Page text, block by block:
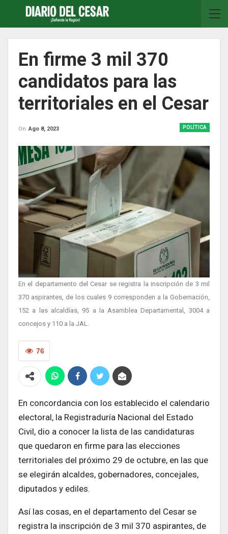
En firme 3 mil 370
candidatos para las
territoriales en el Cesar
POLÍTICA
On Ago 8, 2023
En el departamento del Cesar se registra la inscripción de 3 mil
370 aspirantes, de los cuales 9 corresponden a la Gobernación,
152 a las alcaldías, 95 a la Asamblea Departamental, 3004 a
concejos y 110 a la JAL.
76
En concordancia con los establecido el calendario
electoral, la Registraduría Nacional del Estado
Civil, dio a conocer la lista de las candidaturas
que quedaron en firme para las elecciones
territoriales del próximo 29 de octubre, en las que
se elegirán alcaldes, gobernadores, concejales,
diputados y ediles.
Así las cosas, en el departamento del Cesar se
registra la inscripción de 3 mil 370 aspirantes, de